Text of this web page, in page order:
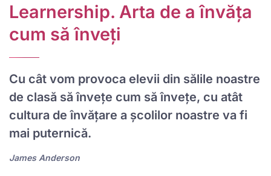
Learnership. Arta de a învăța
cum să înveți
Cu cât vom provoca elevii din sălile noastre
de clasă să învețe cum să învețe, cu atât
cultura de învățare a școlilor noastre va fi
mai puternică.
James Anderson